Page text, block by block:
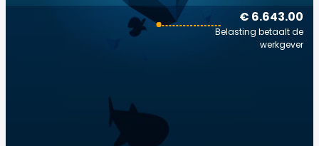
€ 6.643.00
Belasting betaalt de
werkgever